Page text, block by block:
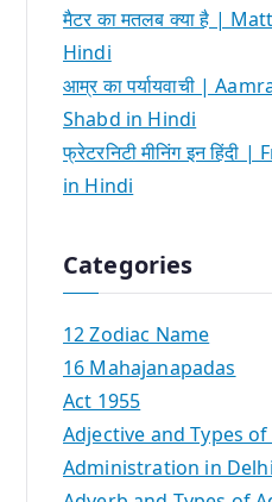
मैटर का मतलब क्या है |
Hindi
आम्र का पर्यायवाची |
Shabd in Hindi
फ्रेटरनिटी मीनिंग इन
in Hindi
Categories
12 Zodiac Name
16 Mahajanapadas
Act 1955
Adjective and Types
Administration in